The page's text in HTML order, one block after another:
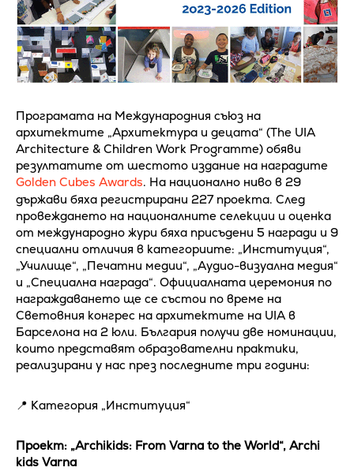
Програмата на Международния съюз на
архитектите „Архитектура и децата“ (The UIA
Architecture & Children Work Programme) обяви
резултатите от шестото издание на наградите
Golden Cubes Awards. На национално ниво в 29
държави бяха регистрирани 227 проекта. След
провеждането на националните селекции и оценка
от международно жури бяха присъдени 5 награди и 9
специални отличия в категориите: „Институция“,
„Училище“, „Печатни медии“, „Аудио-визуална медия“
и „Специална награда“. Официалната церемония по
награждаването ще се състои по време на
Световния конгрес на архитектите на UIA в
Барселона на 2 юли. България получи две номинации,
които представят образователни практики,
реализирани у нас през последните три години:
📍 Категория „Институция“
Проект: „Archikids: From Varna to the World“, Archi
kids Varna